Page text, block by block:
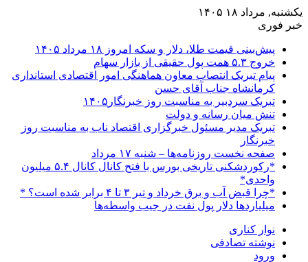
یکشنبه, مرداد ۱۸ ۱۴۰۵
خبر فوری
پیش‌بینی قیمت طلا، دلار و سکه امروز ۱۸ مرداد ۱۴۰۵
خروج ۵.۳ همت پول حقیقی از بازار سهام
پیام تبریک انتصاب معاون هماهنگی امور اقتصادی استانداری
کرمانشاه جناب آقای حسن
تبریک سردبیر به مناسبت روز خبرنگار۱۴۰۵
تنش میان رسانه و دولت
تبریک مدیر مسئول خبرگزاری اقتصاد ناب به مناسبت روز
خبرنگار
صفحه نخست روزنامه‌ها – شنبه ۱۷ مرداد
*رکوردشکنی تاریخی بورس با فتح کانال کانال ۵.۴ میلیون
واحدی*
*چرا قبض آب و برق خرداد و تیر ۳ تا ۴ برابر شده است؟ *
میلیاردها دلار پول نفت در جیب واسطه‌ها
نوار کناری
نوشته تصادفی
ورود